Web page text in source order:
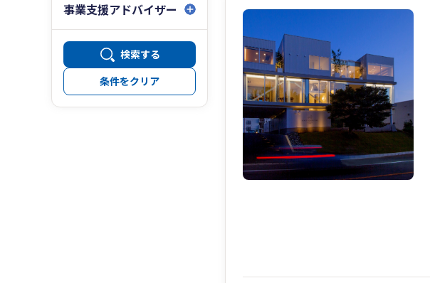
事業支援アドバイザー
検索する
条件をクリア